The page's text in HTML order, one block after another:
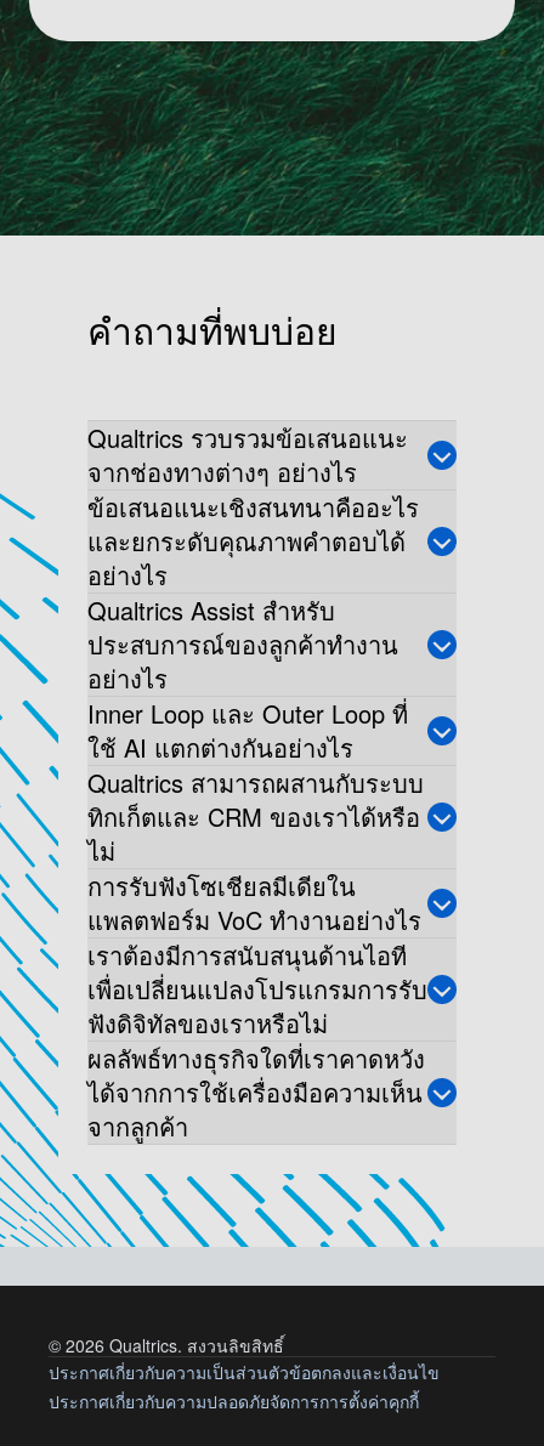
คำถามที่พบบ่อย
Qualtrics รวบรวมข้อเสนอแนะ
จากช่องทางต่างๆ อย่างไร
ข้อเสนอแนะเชิงสนทนาคืออะไร
และยกระดับคุณภาพคำตอบได้
อย่างไร
Qualtrics Assist สำหรับ
ประสบการณ์ของลูกค้าทำงาน
อย่างไร
Inner Loop และ Outer Loop ที่
ใช้ AI แตกต่างกันอย่างไร
Qualtrics สามารถผสานกับระบบ
ทิกเก็ตและ CRM ของเราได้หรือ
ไม่
การรับฟังโซเชียลมีเดียใน
แพลตฟอร์ม VoC ทำงานอย่างไร
เราต้องมีการสนับสนุนด้านไอที
เพื่อเปลี่ยนแปลงโปรแกรมการรับ
ฟังดิจิทัลของเราหรือไม่
ผลลัพธ์ทางธุรกิจใดที่เราคาดหวัง
ได้จากการใช้เครื่องมือความเห็น
จากลูกค้า
© 2026 Qualtrics. สงวนลิขสิทธิ์
ประกาศเกี่ยวกับความเป็นส่วนตัวข้อตกลงและเงื่อนไข
ประกาศเกี่ยวกับความปลอดภัยจัดการการตั้งค่าคุกกี้